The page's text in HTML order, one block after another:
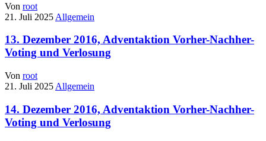
Von root
21. Juli 2025 Allgemein
13. Dezember 2016, Adventaktion Vorher-Nachher-
Voting und Verlosung
Von root
21. Juli 2025 Allgemein
14. Dezember 2016, Adventaktion Vorher-Nachher-
Voting und Verlosung